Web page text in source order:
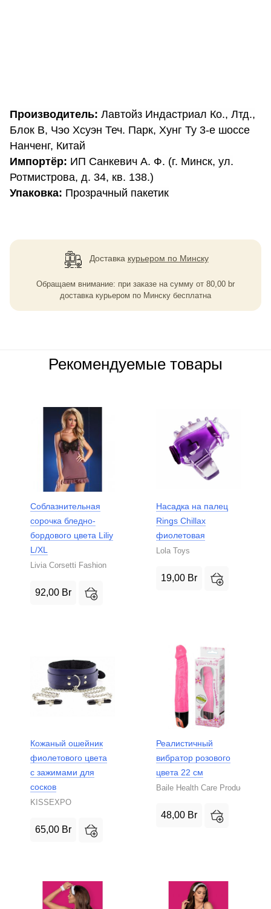
Производитель: Лавтойз Индастриал Ко., Лтд.,
Блок B, Чэо Хсуэн Теч. Парк, Хунг Ту 3-е шоссе
Нанченг, Китай
Импортёр: ИП Санкевич А. Ф. (г. Минск, ул.
Ротмистрова, д. 34, кв. 138.)
Упаковка: Прозрачный пакетик
Доставка курьером по Минску
Обращаем внимание: при заказе на сумму от 80,00 br
доставка курьером по Минску бесплатна
Рекомендуемые товары
Соблазнительная
сорочка бледно-
бордового цвета Liliy
L/XL
Livia Corsetti Fashion
92,00 Br
Насадка на палец
Rings Chillax
фиолетовая
Lola Toys
19,00 Br
Кожаный ошейник
фиолетового цвета
с зажимами для
сосков
KISSEXPO
65,00 Br
Реалистичный
вибратор розового
цвета 22 см
Baile Health Care Product
48,00 Br